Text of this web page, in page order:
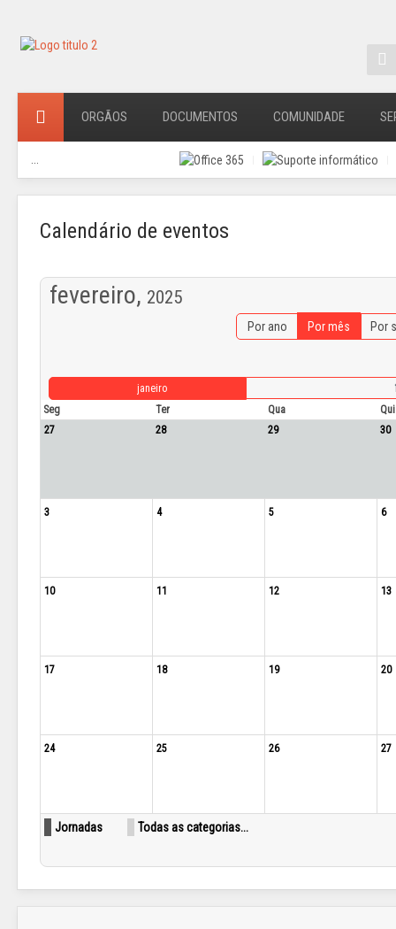
ORGÃOS DOCUMENTOS COMUNIDADE
Calendário de eventos
fevereiro, 2025
Por ano Por mês Por
janeiro
Seg Ter Qua
Qui
27
28 29 30
3 4 5 6
10 11 12 13
17 18 19 20
24 25 26 27
Jornadas Todas as categorias...